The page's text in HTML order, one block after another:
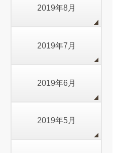
2019年8月
2019年7月
2019年6月
2019年5月